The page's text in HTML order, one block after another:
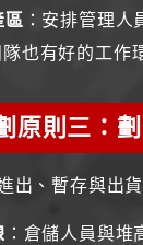
區 ：安排管理
也有好的工作
原則三：
出、暫存與出
：倉儲人員與